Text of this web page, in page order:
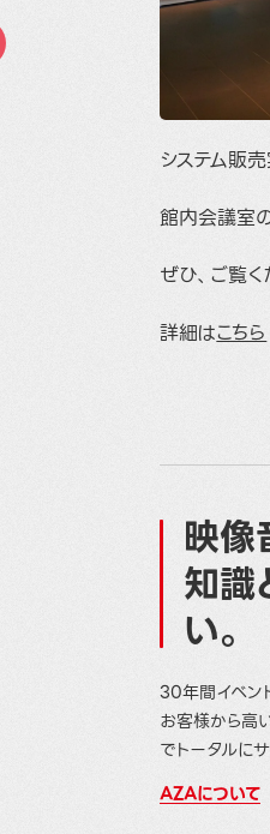
システム販
館内会議室
ぜひ、ご覧く
詳細はこちら
映像
知識
い。
30年間イベン
お客様から高
でトータルに
AZAについて